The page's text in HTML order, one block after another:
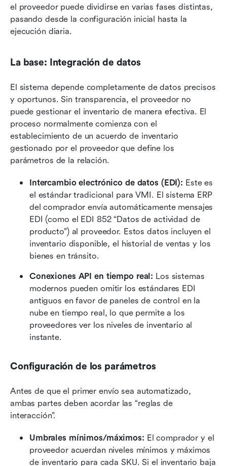
el proveedor puede dividirse en varias fases distintas,
pasando desde la configuración inicial hasta la
ejecución diaria.
La base: Integración de datos
El sistema depende completamente de datos precisos
y oportunos. Sin transparencia, el proveedor no
puede gestionar el inventario de manera efectiva. El
proceso normalmente comienza con el
establecimiento de un acuerdo de inventario
gestionado por el proveedor que define los
parámetros de la relación.
Intercambio electrónico de datos (EDI): Este es
el estándar tradicional para VMI. El sistema ERP
del comprador envía automáticamente mensajes
EDI (como el EDI 852 “Datos de actividad de
producto”) al proveedor. Estos datos incluyen el
inventario disponible, el historial de ventas y los
bienes en tránsito.
Conexiones API en tiempo real: Los sistemas
modernos pueden omitir los estándares EDI
antiguos en favor de paneles de control en la
nube en tiempo real, lo que permite a los
proveedores ver los niveles de inventario al
instante.
Configuración de los parámetros
Antes de que el primer envío sea automatizado,
ambas partes deben acordar las “reglas de
interacción”.
Umbrales mínimos/máximos: El comprador y el
proveedor acuerdan niveles mínimos y máximos
de inventario para cada SKU. Si el inventario baja